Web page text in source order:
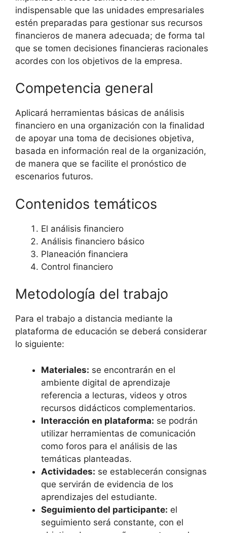
indispensable que las unidades empresariales
estén preparadas para gestionar sus recursos
financieros de manera adecuada; de forma tal
que se tomen decisiones financieras racionales
acordes con los objetivos de la empresa.
Competencia general
Aplicará herramientas básicas de análisis
financiero en una organización con la finalidad
de apoyar una toma de decisiones objetiva,
basada en información real de la organización,
de manera que se facilite el pronóstico de
escenarios futuros.
Contenidos temáticos
El análisis financiero
Análisis financiero básico
Planeación financiera
Control financiero
Metodología del trabajo
Para el trabajo a distancia mediante la
plataforma de educación se deberá considerar
lo siguiente:
Materiales: se encontrarán en el
ambiente digital de aprendizaje
referencia a lecturas, videos y otros
recursos didácticos complementarios.
Interacción en plataforma: se podrán
utilizar herramientas de comunicación
como foros para el análisis de las
temáticas planteadas.
Actividades: se establecerán consignas
que servirán de evidencia de los
aprendizajes del estudiante.
Seguimiento del participante: el
seguimiento será constante, con el